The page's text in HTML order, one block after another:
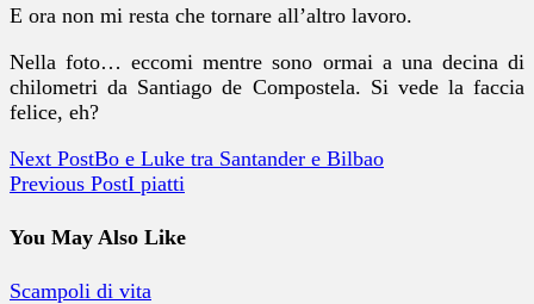
E ora non mi resta che tornare all’altro lavoro.
Nella foto… eccomi mentre sono ormai a una decina di
chilometri da Santiago de Compostela. Si vede la faccia
felice, eh?
Next PostBo e Luke tra Santander e Bilbao
Previous PostI piatti
You May Also Like
Scampoli di vita